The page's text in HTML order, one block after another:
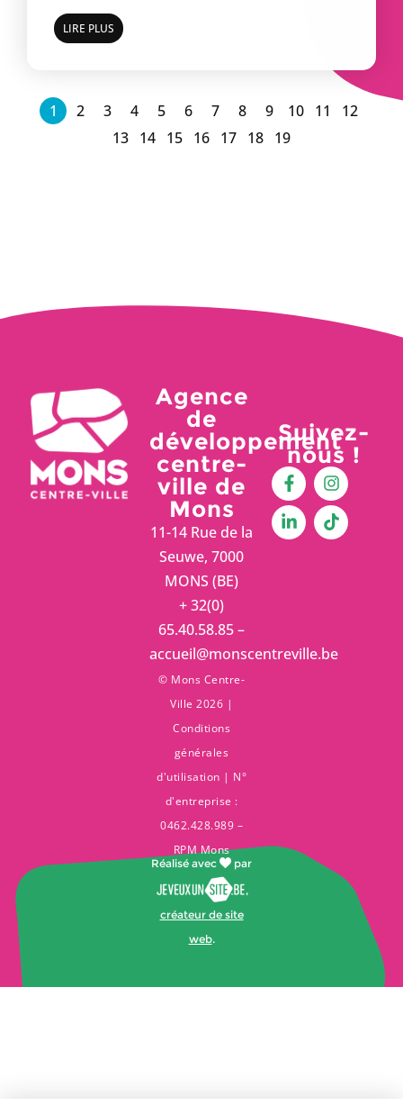
LIRE PLUS
1 2 3 4 5 6 7 8 9 10 11
12
13 14 15 16 17 18 19
Agence
de
développement
centre-
ville de
Mons
11-14 Rue de la
Seuwe, 7000
MONS (BE)
+ 32(0)
65.40.58.85 –
accueil@monscentreville.be
© Mons Centre-
Ville 2026 |
Conditions
générales
d'utilisation | N°
d'entreprise :
0462.428.989 –
RPM Mons
Réalisé avec par
,
créateur de site
web.
Suivez-
nous !